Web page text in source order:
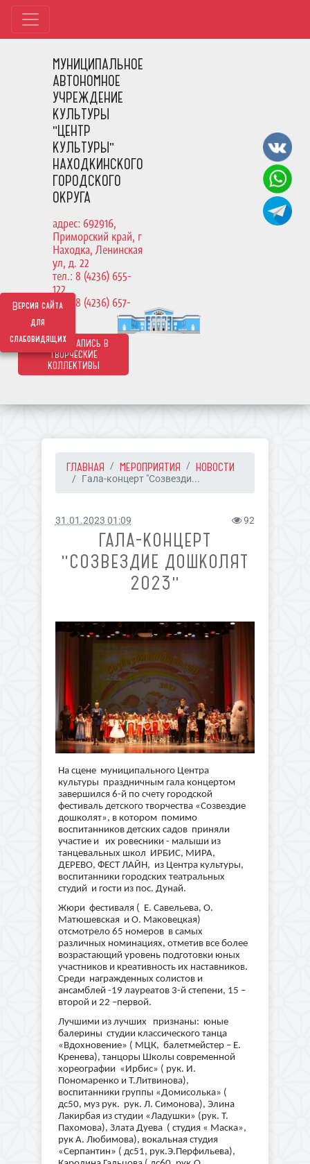
Версия сайта
для
слабовидящих
МУНИЦИПАЛЬНОЕ
АВТОНОМНОЕ
УЧРЕЖДЕНИЕ
КУЛЬТУРЫ
"ЦЕНТР
КУЛЬТУРЫ"
НАХОДКИНСКОГО
ГОРОДСКОГО
ОКРУГА
адрес: 692916,
Приморский край, г
Находка, Ленинская
ул, д. 22
тел.: 8 (4236) 655-
122
тел.: 8 (4236) 657-
ОНЛАЙН ЗАПИСЬ В
ТВОРЧЕСКИЕ
КОЛЛЕКТИВЫ
ГЛАВНАЯ МЕРОПРИЯТИЯ НОВОСТИ
Гала-концерт "Созвезди...
31.01.2023 01:09 92
ГАЛА-КОНЦЕРТ
"СОЗВЕЗДИЕ ДОШКОЛЯТ
2023"
На сцене муниципального Центра
культуры праздничным гала концертом
завершился 6-й по счету городской
фестиваль детского творчества «Созвездие
дошколят», в котором помимо
воспитанников детских садов приняли
участие и их ровесники - малыши из
танцевальных школ ИРБИС, МИРА,
ДЕРЕВО, ФЕСТ ЛАЙН, из Центра культуры,
воспитанники городских театральных
студий и гости из пос. Дунай.
Жюри фестиваля ( Е. Савельева, О.
Матюшевская и О. Маковецкая)
отсмотрело 65 номеров в самых
различных номинациях, отметив все более
возрастающий уровень подготовки юных
участников и креативность их наставников.
Среди награжденных солистов и
ансамблей -19 лауреатов 3-й степени, 15 –
второй и 22 –первой.
Лучшими из лучших признаны: юные
балерины студии классического танца
«Вдохновение» ( МЦК, балетмейстер – Е.
Кренева), танцоры Школы современной
хореографии «Ирбис» ( рук. И.
Пономаренко и Т.Литвинова),
воспитанники группы «Домисолька» (
дс50, муз рук. рук. Л. Симонова), Элина
Лакирбая из студии «Ладушки» (рук. Т.
Пахомова), Злата Дуева ( студия « Маска»,
рук А. Любимова), вокальная студия
«Серпантин» ( дс51, рук.Э.Перфильева),